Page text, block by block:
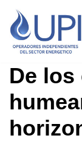
Saltar
al
De